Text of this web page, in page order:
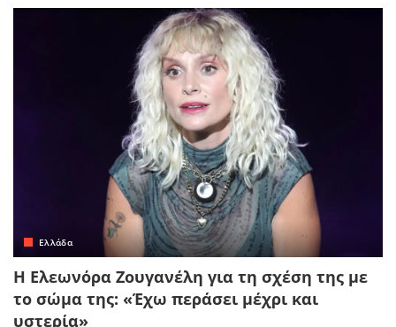
Ελλάδα
Η Ελεωνόρα Ζουγανέλη για τη σχέση της με
το σώμα της: «Έχω περάσει μέχρι και
υστερία»